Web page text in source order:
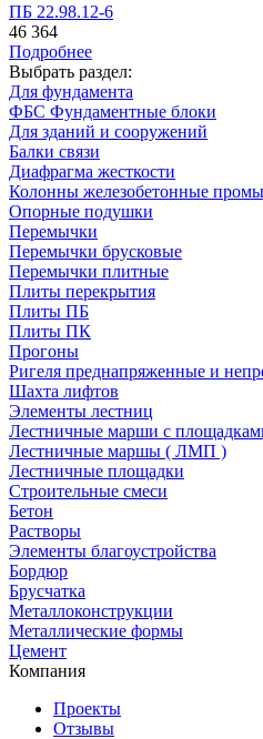
ПБ 22.98.12-6
46 364
Подробнее
Выбрать раздел:
Для фундамента
ФБС Фундаментные блоки
Для зданий и сооружений
Балки связи
Диафрагма жесткости
Колонны железобетонные
Опорные подушки
Перемычки
Перемычки брусковые
Перемычки плитные
Плиты перекрытия
Плиты ПБ
Плиты ПК
Прогоны
Ригеля преднапряженные и
Шахта лифтов
Элементы лестниц
Лестничные марши с
Лестничные маршы ( ЛМП )
Лестничные площадки
Строительные смеси
Бетон
Растворы
Элементы благоустройства
Бордюр
Брусчатка
Металлоконструкции
Металлические формы
Цемент
Компания
Проекты
Отзывы